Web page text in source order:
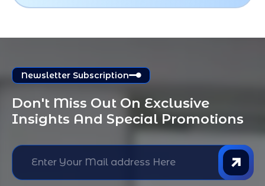
Newsletter Subscription
Don't Miss Out On Exclusive
Insights And Special Promotions